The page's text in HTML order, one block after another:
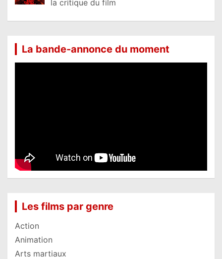
la critique du film
La bande-annonce du moment
Les films par genre
Action
Animation
Arts martiaux